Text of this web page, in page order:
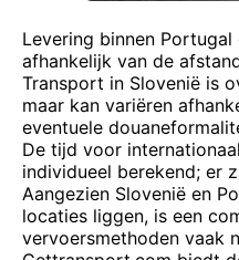
Levering binnen
afhankelijk van de
Transport in Slovenië is
maar kan variëren
eventuele
De tijd voor
individueel berekend; er
Aangezien Slovenië en
locaties liggen, is een
vervoersmethoden vaak